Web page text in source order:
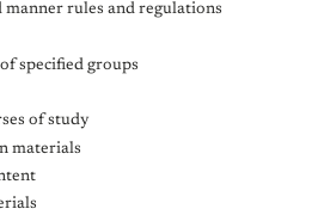
manner rules and regulations
specified groups
of study
materials